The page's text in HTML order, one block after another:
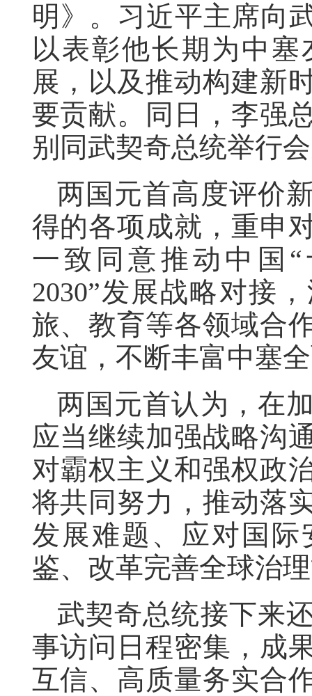
明》。习近平主席向
以表彰他长期为中
展，以及推动构建新
要贡献。同日，李强
别同武契奇总统举行
两国元首高度评价
得的各项成就，重申
一致同意推动中国
2030”发展战略对接
旅、教育等各领域合
友谊，不断丰富中塞
两国元首认为，在
应当继续加强战略沟
对霸权主义和强权政
将共同努力，推动落
发展难题、应对国
鉴、改革完善全球治
武契奇总统接下来
事访问日程密集，成
互信、高质量务实合